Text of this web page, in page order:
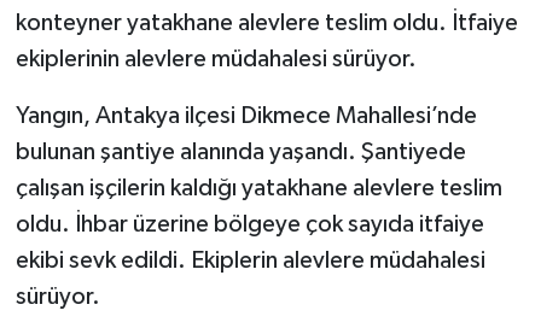
konteyner yatakhane alevlere teslim oldu. İtfaiye
ekiplerinin alevlere müdahalesi sürüyor.
Yangın, Antakya ilçesi Dikmece Mahallesi’nde
bulunan şantiye alanında yaşandı. Şantiyede
çalışan işçilerin kaldığı yatakhane alevlere teslim
oldu. İhbar üzerine bölgeye çok sayıda itfaiye
ekibi sevk edildi. Ekiplerin alevlere müdahalesi
sürüyor.